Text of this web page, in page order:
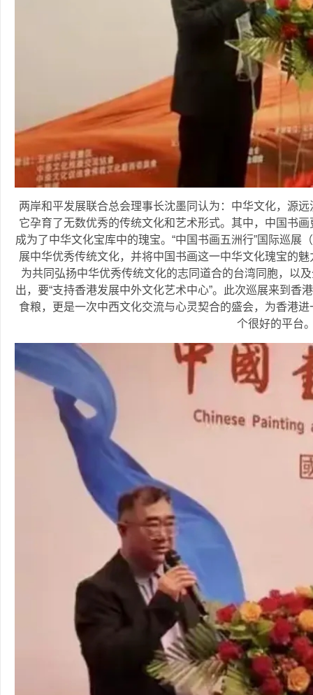
两岸和平发展联合总会理事长沈墨同认为：中华文化，源
它孕育了无数优秀的传统文化和艺术形式。其中，中国书
成为了中华文化宝库中的瑰宝。“中国书画五洲行”国际巡展
展中华优秀传统文化，并将中国书画这一中华文化瑰宝的
为共同弘扬中华优秀传统文化的志同道合的台湾同胞，以
出，要“支持香港发展中外文化艺术中心”。此次巡展来到香
食粮，更是一次中西文化交流与心灵契合的盛会，为香港
个很好的平台